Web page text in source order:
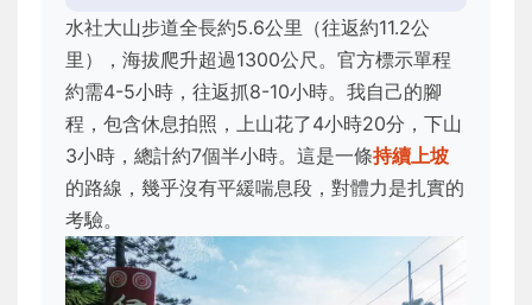
水社大山步道全長約5.6公里（往返約11.2公
里），海拔爬升超過1300公尺。官方標示單程
約需4-5小時，往返抓8-10小時。我自己的腳
程，包含休息拍照，上山花了4小時20分，下山
3小時，總計約7個半小時。這是一條持續上坡
的路線，幾乎沒有平緩喘息段，對體力是扎實的
考驗。